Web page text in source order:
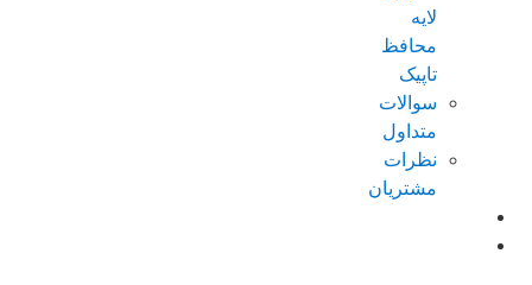
لایه
محافظ
تاپیک
سوالات
متداول
نظرات
مشتریان